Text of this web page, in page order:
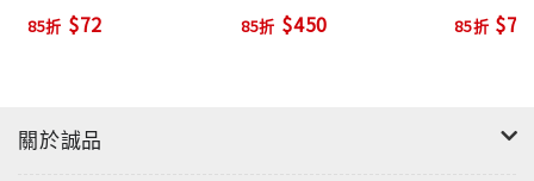
85折 $72 85折 $450 85折 $72
關於誠品